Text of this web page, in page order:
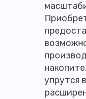
упрутся